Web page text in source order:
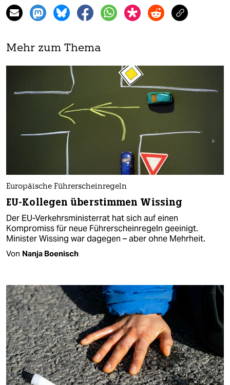
Mehr zum Thema
Europäische Führerscheinregeln
EU-Kollegen überstimmen Wissing
Der EU-Verkehrsministerrat hat sich auf einen
Kompromiss für neue Führerscheinregeln geeinigt.
Minister Wissing war dagegen – aber ohne Mehrheit.
Von Nanja Boenisch